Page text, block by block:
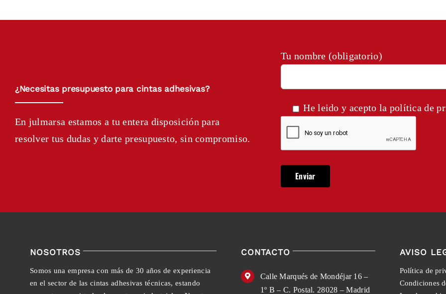
¿Necesitas presupuesto para cintas adhesivas?
En julmarsa estamos a tu entera disposición para
resolver tus dudas y darte presupuesto, sin compromiso.
Tu nombre (obligatorio)
He leido y acepto la política de
NOSOTROS
Somos una empresa con más de 30 años de experiencia
en el sector de las cintas adhesivas técnicas, estando
CONTACTO
Calle Marqués de Mondéjar 16 –
1º B – C. Postal. 28028 – Madrid
AVISO
Política de
Condiciones